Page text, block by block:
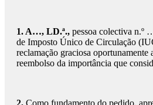
1. A…, LD.ª., pessoa colectiva n.º
de Imposto Único de Circulação
reclamação graciosa
reembolso da importância que
2. Como fundamento do pedido,